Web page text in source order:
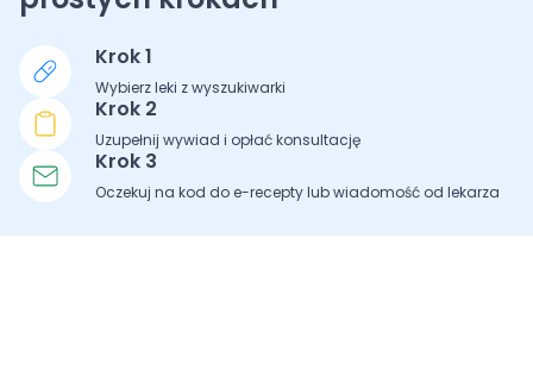
Krok 1
Wybierz leki z wyszukiwarki
Krok 2
Uzupełnij wywiad i opłać konsultację
Krok 3
Oczekuj na kod do e-recepty lub wiadomość od lekarza